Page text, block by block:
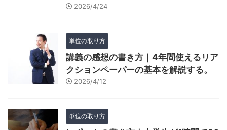
2026/4/24
単位の取り方
講義の感想の書き方｜4年間使えるリア
クションペーパーの基本を解説する。
2026/4/12
単位の取り方